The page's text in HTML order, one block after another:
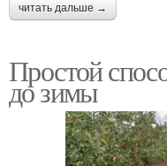
читать дальше →
Простой
до зимы